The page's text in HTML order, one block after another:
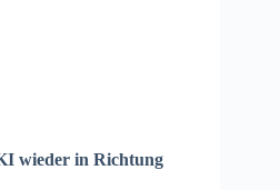
wieder in Richtung